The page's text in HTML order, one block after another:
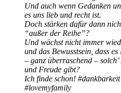
Und auch wenn Gedanken
es uns lieb und recht ist.
Doch stärken dafür dann
“außer der Reihe”?
Und wächst nicht immer
und das Bewusstsein, dass
– ganz überraschend –
und Freude gibt?
Ich finde schon!
#lovemyfamily